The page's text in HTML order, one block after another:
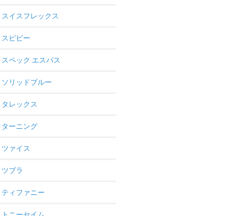
スイスフレックス
スピビー
スペック エスパス
ソリッドブルー
タレックス
ターニング
ツァイス
ツブラ
ティファニー